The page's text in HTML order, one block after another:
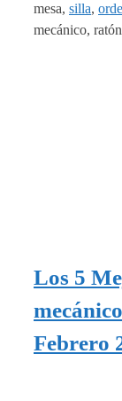
mesa, silla,
mecánico,
Los 5
Febrero